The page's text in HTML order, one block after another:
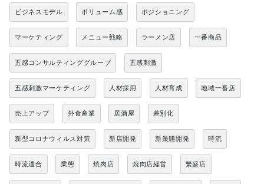
ビジネスモデル ボリューム感 ポジショニング
マーケティング メニュー戦略 ラーメン店 一番商品
五感コンサルティンググループ 五感刺激
五感刺激マーケティング 人材採用 人材育成 地域一番店
売上アップ 外食産業 居酒屋 差別化
新型コロナウィルス対策 新店開発 新業態開発 時流
時流適合 業態 焼肉店 焼肉店経営 繁盛店